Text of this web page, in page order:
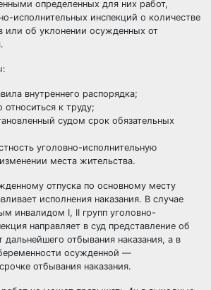
определенных для них работ,
исполнительных инспекций о количестве
или об уклонении осужденных от
внутреннего распорядка;
относиться к труду;
судом срок обязательных
уголовно-исполнительную
места жительства.
отпуска по основному месту
исполнения наказания. В случае
инвалидом I, II групп уголовно-
направляет в суд представление об
отбывания наказания, а в
осужденной —
отбывания наказания.